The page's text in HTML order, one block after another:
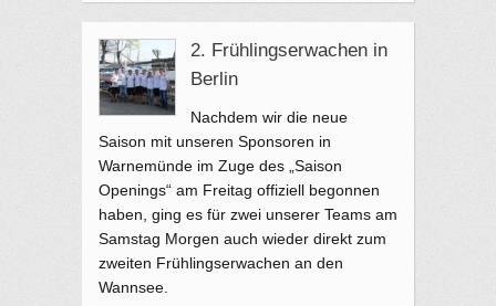
2. Frühlingserwachen in
Berlin
Nachdem wir die neue
Saison mit unseren Sponsoren in
Warnemünde im Zuge des „Saison
Openings“ am Freitag offiziell begonnen
haben, ging es für zwei unserer Teams am
Samstag Morgen auch wieder direkt zum
zweiten Frühlingserwachen an den
Wannsee.